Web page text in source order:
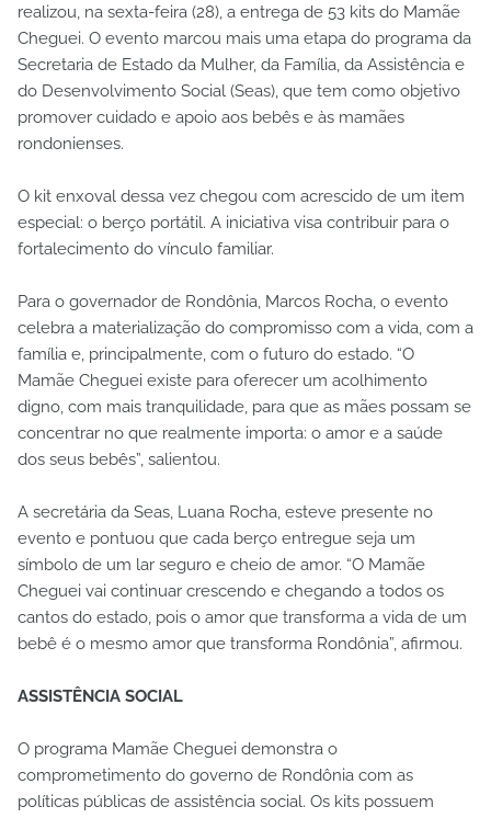
realizou, na sexta-feira (28), a entrega de 53 kits do Mamãe
Cheguei. O evento marcou mais uma etapa do programa da
Secretaria de Estado da Mulher, da Família, da Assistência e
do Desenvolvimento Social (Seas), que tem como objetivo
promover cuidado e apoio aos bebês e às mamães
rondonienses.
O kit enxoval dessa vez chegou com acrescido de um item
especial: o berço portátil. A iniciativa visa contribuir para o
fortalecimento do vínculo familiar.
Para o governador de Rondônia, Marcos Rocha, o evento
celebra a materialização do compromisso com a vida, com a
família e, principalmente, com o futuro do estado. “O
Mamãe Cheguei existe para oferecer um acolhimento
digno, com mais tranquilidade, para que as mães possam se
concentrar no que realmente importa: o amor e a saúde
dos seus bebês”, salientou.
A secretária da Seas, Luana Rocha, esteve presente no
evento e pontuou que cada berço entregue seja um
símbolo de um lar seguro e cheio de amor. “O Mamãe
Cheguei vai continuar crescendo e chegando a todos os
cantos do estado, pois o amor que transforma a vida de um
bebê é o mesmo amor que transforma Rondônia”, afirmou.
ASSISTÊNCIA SOCIAL
O programa Mamãe Cheguei demonstra o
comprometimento do governo de Rondônia com as
políticas públicas de assistência social. Os kits possuem